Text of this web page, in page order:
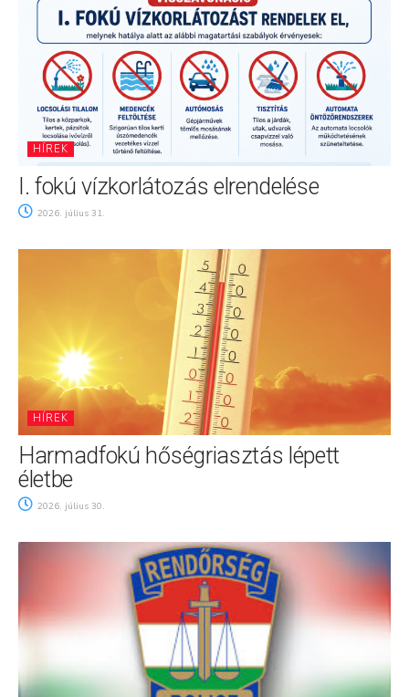
HÍREK
I. fokú vízkorlátozás elrendelése
2026. július 31.
HÍREK
Harmadfokú hőségriasztás lépett
életbe
2026. július 30.